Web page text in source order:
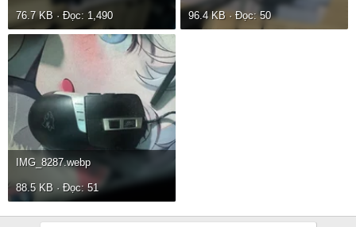
76.7 KB · Đọc: 1,490 96.4 KB · Đọc: 50
IMG_8287.webp
88.5 KB · Đọc: 51